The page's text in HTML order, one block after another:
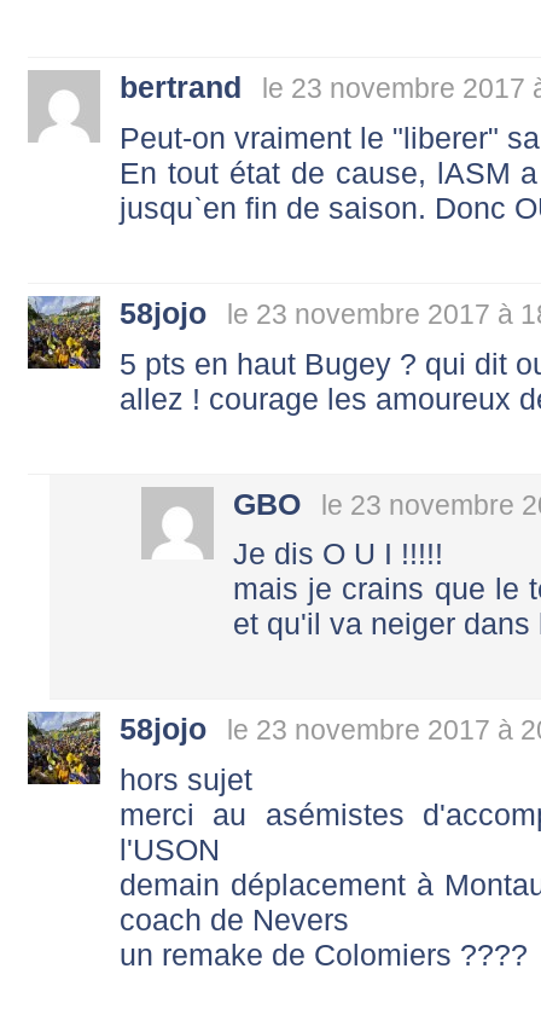
bertrand le 23 novembre 2017
Peut-on vraiment le "liberer"
En tout état de cause, lASM
jusquˋen fin de saison. Donc
58jojo le 23 novembre 2017 à
5 pts en haut Bugey ? qui dit
allez ! courage les amoureux
GBO le 23 novembre
Je dis O U I !!!!!
mais je crains que le
et qu'il va neiger dans
58jojo le 23 novembre 2017 à
hors sujet
merci au asémistes
l'USON
demain déplacement à
coach de Nevers
un remake de Colomiers ????